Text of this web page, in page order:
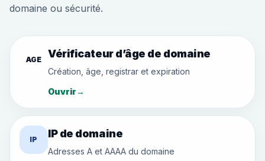
domaine ou sécurité.
AGE Vérificateur d’âge de domaine
Création, âge, registrar et expiration
Ouvrir→
IP IP de domaine
Adresses A et AAAA du domaine